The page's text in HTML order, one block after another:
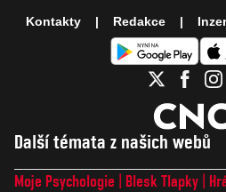
Další témata z našich webů
Moje Psychologie Blesk Tlapky
Kontakty Redakce